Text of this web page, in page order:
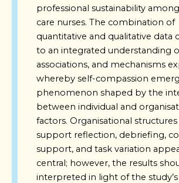
professional sustainability
care nurses. The combination of
quantitative and qualitative data
to an integrated understanding
associations, and mechanisms
whereby self-compassion
phenomenon shaped by the
between individual and
factors. Organisational
support reflection, debriefing,
support, and task variation
central; however, the results
interpreted in light of the